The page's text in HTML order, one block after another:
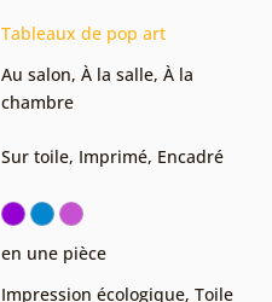
Tableaux de pop art
Au salon, À la salle, À la
chambre
Sur toile, Imprimé, Encadré
en une pièce
Impression écologique, Toile